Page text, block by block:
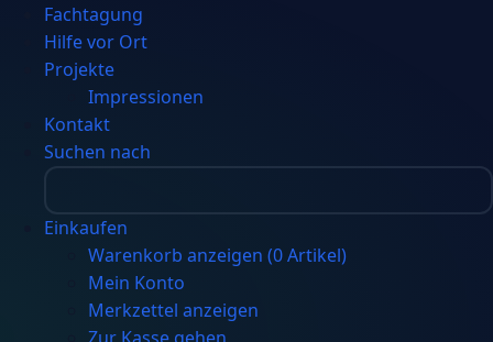
Fachtagung
Hilfe vor Ort
Projekte
Impressionen
Kontakt
Suchen nach
Einkaufen
Warenkorb anzeigen (0Artikel)
Mein Konto
Merkzettel anzeigen
Zur Kasse gehen